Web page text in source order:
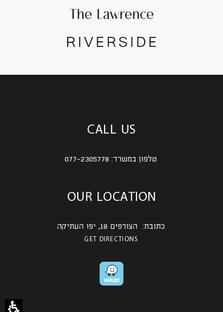
CALL US
טלפון במשרד: 077-2305778
OUR LOCATION
כתובת: הצורפים 18, יפו העתיקה
GET DIRECTIONS